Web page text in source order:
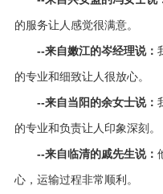
的服务让人感觉很满意。
--来自嫩江的岑经理说：
的专业和细致让人很放心。
--来自当阳的余女士说：
的专业和负责让人印象深刻。
--来自临清的戚先生说：
心，运输过程非常顺利。